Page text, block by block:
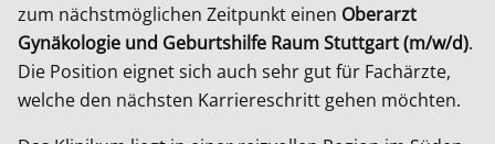
zum nächstmöglichen Zeitpunkt einen Oberarzt
Gynäkologie und Geburtshilfe Raum Stuttgart (m/w/d).
Die Position eignet sich auch sehr gut für Fachärzte,
welche den nächsten Karriereschritt gehen möchten.